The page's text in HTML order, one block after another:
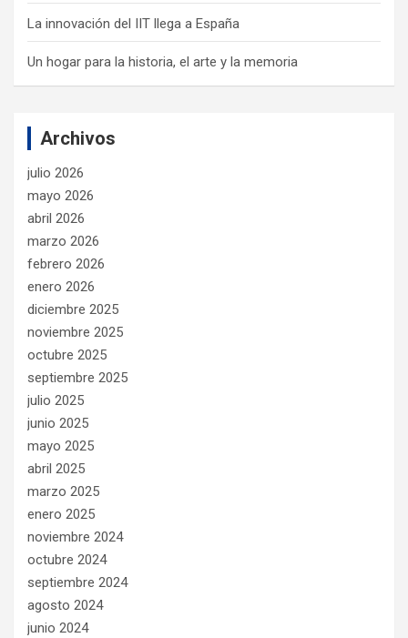
La innovación del IIT llega a España
Un hogar para la historia, el arte y la memoria
Archivos
julio 2026
mayo 2026
abril 2026
marzo 2026
febrero 2026
enero 2026
diciembre 2025
noviembre 2025
octubre 2025
septiembre 2025
julio 2025
junio 2025
mayo 2025
abril 2025
marzo 2025
enero 2025
noviembre 2024
octubre 2024
septiembre 2024
agosto 2024
junio 2024